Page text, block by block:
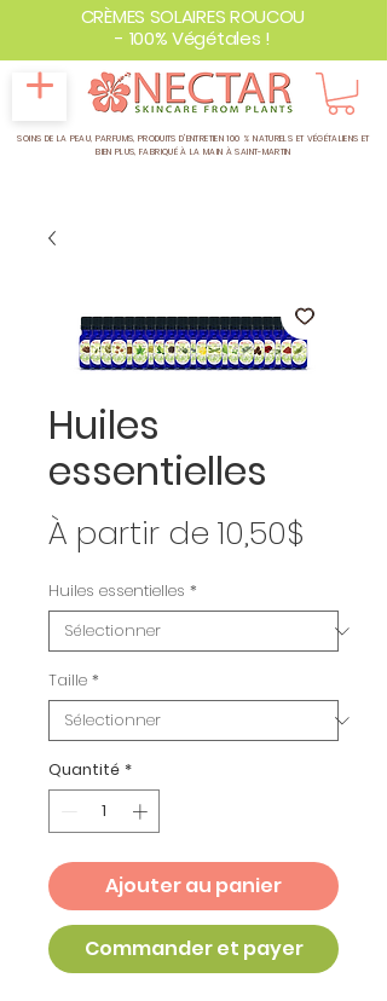
CRÈMES SOLAIRES ROUCOU
- 100% Végétales !
SOINS DE LA PEAU, PARFUMS, PRODUITS D'ENTRETIEN 100 % NATURELS ET VÉGÉTALIENS ET
BIEN PLUS,FABRIQUÉ À LA MAIN À SAINT-MARTIN
Huiles
essentielles
À partir de 10,50$
Huiles essentielles *
Taille *
Quantité *
Ajouter au panier
Commander et payer